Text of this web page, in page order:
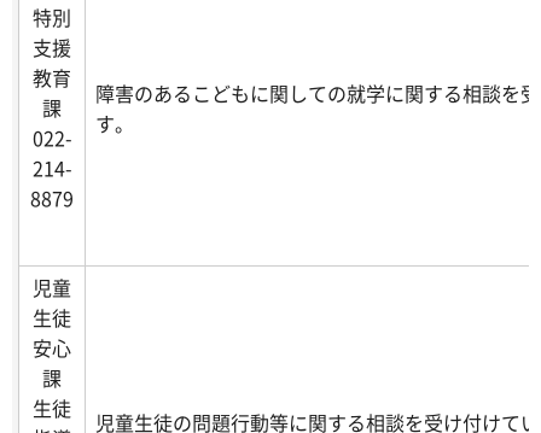
特別
支援
教育
課
022-
214-
8879
障害のあるこどもに関しての就学に関する相談を
す。
児童
生徒
安心
課
生徒
児童生徒の問題行動等に関する相談を受け付けて